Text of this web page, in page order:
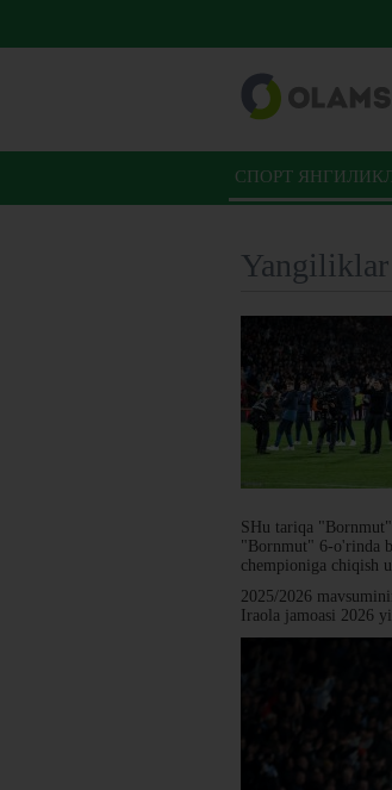
СПОРТ
Yangiliklar
SHu tariqa
"Bornmut" 6-o'rinda
chempioniga chiqish
2025/2026
Iraola jamoasi 2026